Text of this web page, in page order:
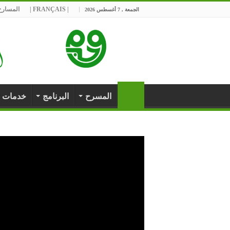
الجمعة , 7 أغسطس 2026
المسرح البرنامج خدمات